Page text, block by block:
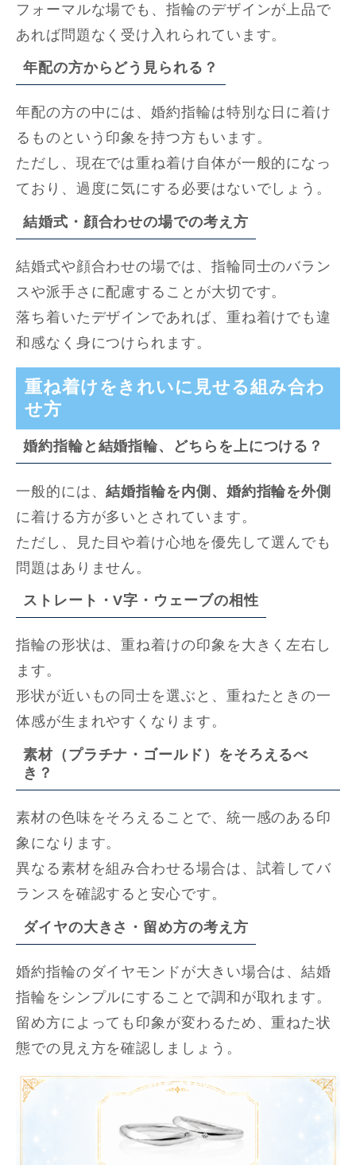
フォーマルな場でも、指輪のデザインが上品で
あれば問題なく受け入れられています。
年配の方からどう見られる？
年配の方の中には、婚約指輪は特別な日に着け
るものという印象を持つ方もいます。
ただし、現在では重ね着け自体が一般的になっ
ており、過度に気にする必要はないでしょう。
結婚式・顔合わせの場での考え方
結婚式や顔合わせの場では、指輪同士のバラン
スや派手さに配慮することが大切です。
落ち着いたデザインであれば、重ね着けでも違
和感なく身につけられます。
重ね着けをきれいに見せる組み合わ
せ方
婚約指輪と結婚指輪、どちらを上につける？
一般的には、結婚指輪を内側、婚約指輪を外側
に着ける方が多いとされています。
ただし、見た目や着け心地を優先して選んでも
問題はありません。
ストレート・V字・ウェーブの相性
指輪の形状は、重ね着けの印象を大きく左右し
ます。
形状が近いもの同士を選ぶと、重ねたときの一
体感が生まれやすくなります。
素材（プラチナ・ゴールド）をそろえるべ
き？
素材の色味をそろえることで、統一感のある印
象になります。
異なる素材を組み合わせる場合は、試着してバ
ランスを確認すると安心です。
ダイヤの大きさ・留め方の考え方
婚約指輪のダイヤモンドが大きい場合は、結婚
指輪をシンプルにすることで調和が取れます。
留め方によっても印象が変わるため、重ねた状
態での見え方を確認しましょう。